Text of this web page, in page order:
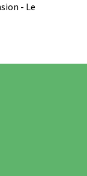
- Le